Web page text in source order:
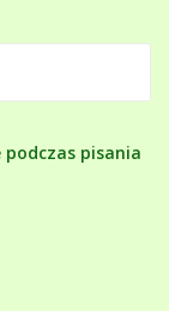
pisania